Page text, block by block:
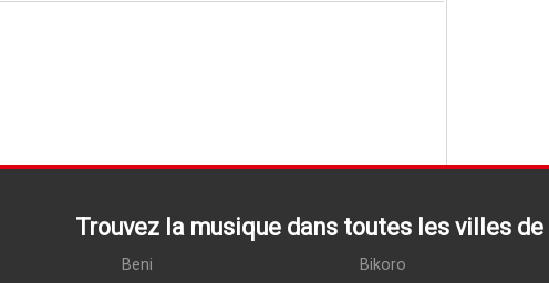
Trouvez la musique dans toutes les villes de
Beni Bikoro